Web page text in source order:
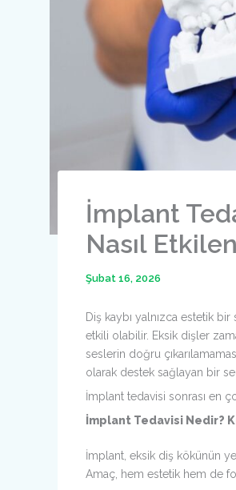
İmplant
Nasıl
Şubat 16, 2026
Diş kaybı yalnızca estetik
etkili olabilir. Eksik dişler
seslerin doğru
olarak destek sağlayan bir
İmplant tedavisi sonrası en
İmplant Tedavisi Nedir?
İmplant, eksik diş kökünün
Amaç, hem estetik hem de